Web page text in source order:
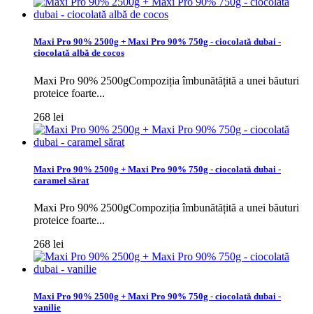
Maxi Pro 90% 2500g + Maxi Pro 90% 750g - ciocolată dubai -
ciocolată albă de cocos
Maxi Pro 90% 2500gCompoziția îmbunătățită a unei băuturi
proteice foarte...
268 lei
Maxi Pro 90% 2500g + Maxi Pro 90% 750g - ciocolată dubai -
caramel sărat
Maxi Pro 90% 2500gCompoziția îmbunătățită a unei băuturi
proteice foarte...
268 lei
Maxi Pro 90% 2500g + Maxi Pro 90% 750g - ciocolată dubai -
vanilie